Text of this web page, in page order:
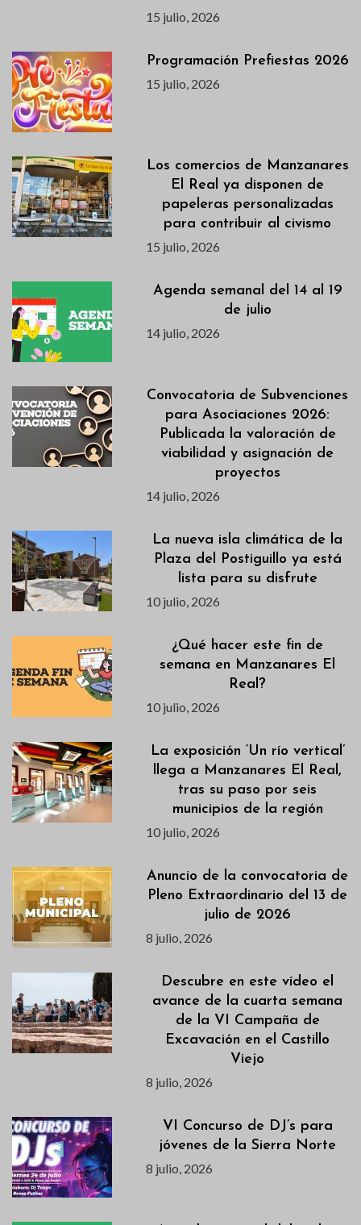
15 julio, 2026
Programación Prefiestas 2026
15 julio, 2026
Los comercios de Manzanares
El Real ya disponen de
papeleras personalizadas
para contribuir al civismo
15 julio, 2026
Agenda semanal del 14 al 19
de julio
14 julio, 2026
Convocatoria de Subvenciones
para Asociaciones 2026:
Publicada la valoración de
viabilidad y asignación de
proyectos
14 julio, 2026
La nueva isla climática de la
Plaza del Postiguillo ya está
lista para su disfrute
10 julio, 2026
¿Qué hacer este fin de
semana en Manzanares El
Real?
10 julio, 2026
La exposición ‘Un río vertical’
llega a Manzanares El Real,
tras su paso por seis
municipios de la región
10 julio, 2026
Anuncio de la convocatoria de
Pleno Extraordinario del 13 de
julio de 2026
8 julio, 2026
Descubre en este vídeo el
avance de la cuarta semana
de la VI Campaña de
Excavación en el Castillo
Viejo
8 julio, 2026
VI Concurso de DJ’s para
jóvenes de la Sierra Norte
8 julio, 2026